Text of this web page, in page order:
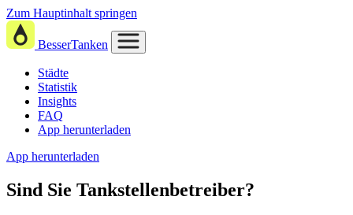
Zum Hauptinhalt springen
BesserTanken
Städte
Statistik
Insights
FAQ
App herunterladen
App herunterladen
Sind Sie Tankstellenbetreiber?